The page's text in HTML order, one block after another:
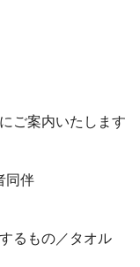
ご案内いたします
同伴
るもの／タオル